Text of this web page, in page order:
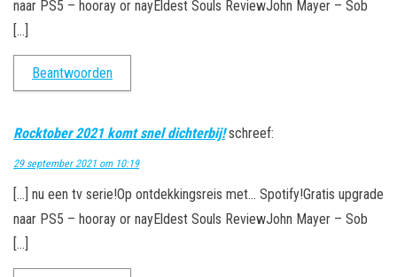
naar PS5 – hooray or nayEldest Souls ReviewJohn Mayer – Sob
[…]
Beantwoorden
Rocktober 2021 komt snel dichterbij! schreef:
29 september 2021 om 10:19
[…] nu een tv serie!Op ontdekkingsreis met… Spotify!Gratis upgrade
naar PS5 – hooray or nayEldest Souls ReviewJohn Mayer – Sob
[…]